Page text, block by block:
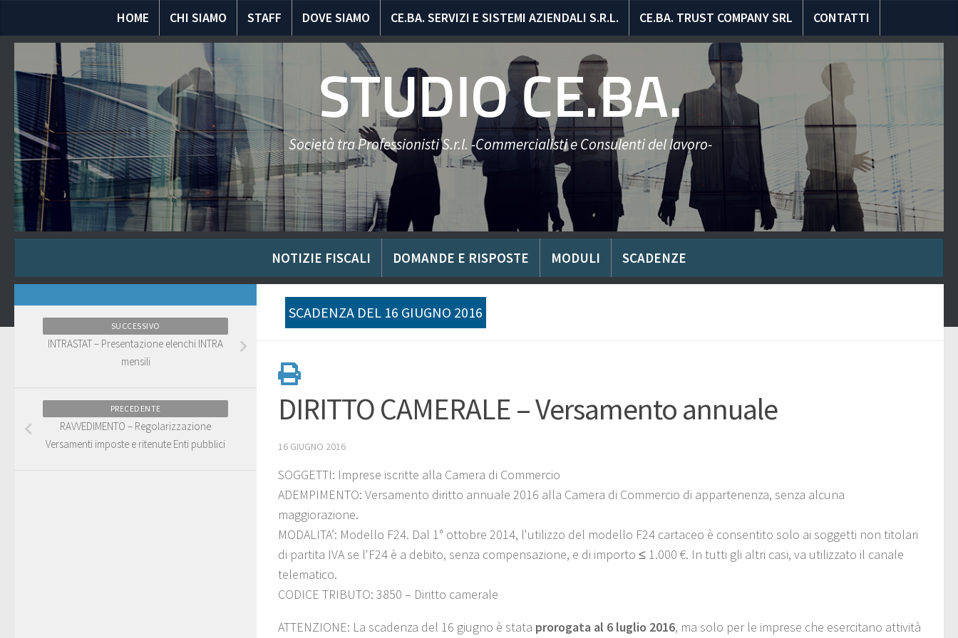
HOME CHI SIAMO STAFF DOVE SIAMO CE.BA. SERVIZI E SISTEMI AZIENDALI S.R.L. CE.BA. TRUST COMPANY SRL CONTATTI
STUDIO CE.BA.
Società tra Professionisti S.r.l. -Commercialisti e Consulenti del lavoro-
NOTIZIE FISCALI DOMANDE E RISPOSTE MODULI SCADENZE
SCADENZA DEL 16 GIUGNO 2016
DIRITTO CAMERALE – Versamento annuale
16 GIUGNO 2016
SOGGETTI: Imprese iscritte alla Camera di Commercio
ADEMPIMENTO: Versamento diritto annuale 2016 alla Camera di Commercio di appartenenza, senza alcuna
maggiorazione.
MODALITA’: Modello F24. Dal 1° ottobre 2014, l'utilizzo del modello F24 cartaceo è consentito solo ai soggetti non titolari
di partita IVA se l'F24 è a debito, senza compensazione, e di importo ≤ 1.000 €. In tutti gli altri casi, va utilizzato il canale
telematico.
CODICE TRIBUTO: 3850 – Diritto camerale
ATTENZIONE: La scadenza del 16 giugno è stata prorogata al 6 luglio 2016, ma solo per le imprese che esercitano attività
SUCCESSIVO
INTRASTAT – Presentazione elenchi INTRA
mensili
PRECEDENTE
RAVVEDIMENTO – Regolarizzazione
Versamenti imposte e ritenute Enti pubblici